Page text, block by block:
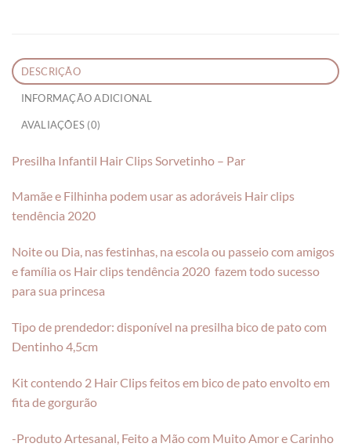
DESCRIÇÃO
INFORMAÇÃO ADICIONAL
AVALIAÇÕES (0)
Presilha Infantil Hair Clips Sorvetinho – Par
Mamãe e Filhinha podem usar as adoráveis Hair clips
tendência 2020
Noite ou Dia, nas festinhas, na escola ou passeio com amigos
e família os Hair clips tendência 2020 fazem todo sucesso
para sua princesa
Tipo de prendedor: disponível na presilha bico de pato com
Dentinho 4,5cm
Kit contendo 2 Hair Clips feitos em bico de pato envolto em
fita de gorgurão
-Produto Artesanal, Feito a Mão com Muito Amor e Carinho